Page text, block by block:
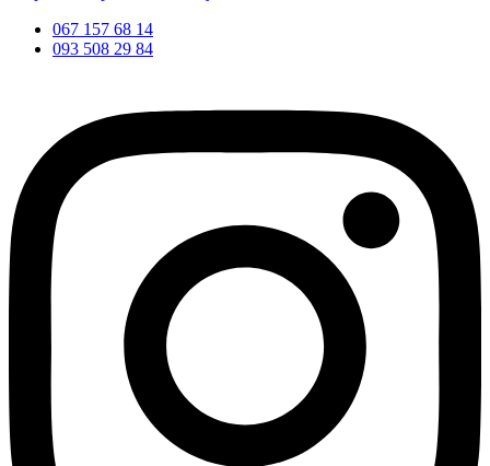
067 157 68 14
093 508 29 84